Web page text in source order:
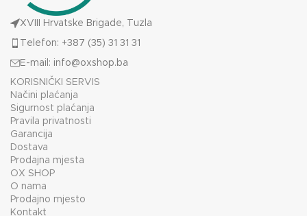
XVIII Hrvatske Brigade, Tuzla
Telefon: +387 (35) 31 31 31
E-mail: info@oxshop.ba
KORISNIČKI SERVIS
Načini plaćanja
Sigurnost plaćanja
Pravila privatnosti
Garancija
Dostava
Prodajna mjesta
OX SHOP
O nama
Prodajno mjesto
Kontakt